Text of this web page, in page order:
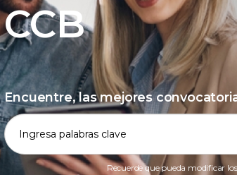
CCB
Encuentre, las mejores
Recuerde que pueda modificar